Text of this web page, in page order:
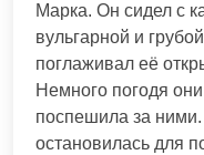
Марка. Он сидел с
вульгарной и
поглаживал её
Немного погодя
поспешила за
остановилась для